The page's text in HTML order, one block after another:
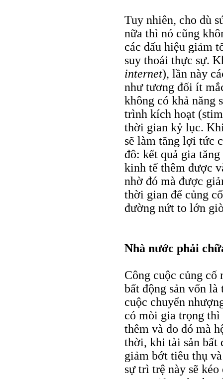
Tuy nhiên, cho dù
nữa thì nó cũng
các dấu hiệu giảm
suy thoái thực sự.
internet), lần này
như tương đối ít
không có khả năng
trình kích hoạt
thời gian kỷ lục.
sẽ làm tăng lợi tức
đô: kết quả gia
kinh tế thêm được
nhờ đó mà được
thời gian để củng
đường nứt to lớn
Nhà nước phải
Công cuộc củng
bất động sản vốn là
cuộc chuyển
có mòi gia trọng thì
thêm và do đó mà
thời, khi tài sản bất
giảm bớt tiêu thụ
sự trì trệ này sẽ